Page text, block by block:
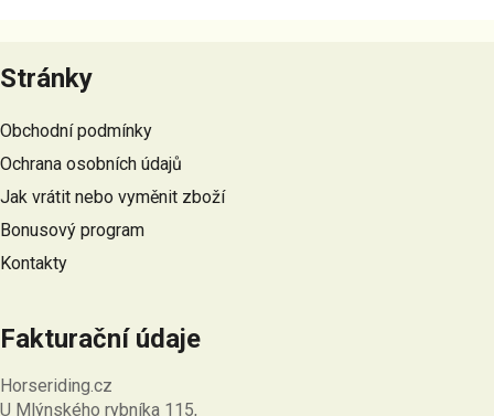
á
p
a
t
í
Stránky
Obchodní podmínky
Ochrana osobních údajů
Jak vrátit nebo vyměnit zboží
Bonusový program
Kontakty
Fakturační údaje
Horseriding.cz
U Mlýnského rybníka 115,